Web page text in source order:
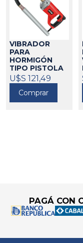
VIBRADOR
PARA
HORMIGÓN
TIPO PISTOLA
960W EQUUS
218210
U$S 121,49
Comprar
PAGÁ CON